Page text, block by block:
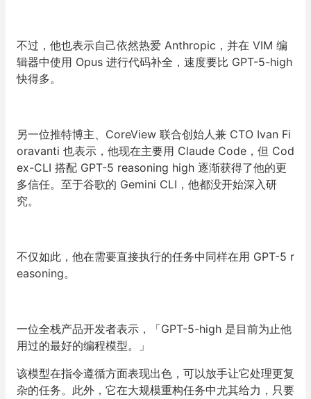
不过，他也表示自己依然热爱 Anthropic，并在 VIM 编
辑器中使用 Opus 进行代码补全，速度要比 GPT-5-high
快得多。
另一位推特博主、CoreView 联合创始人兼 CTO Ivan Fi
oravanti 也表示，他现在主要用 Claude Code，但 Cod
ex-CLI 搭配 GPT-5 reasoning high 逐渐获得了他的更
多信任。至于谷歌的 Gemini CLI，他都没开始深入研
究。
不仅如此，他在需要直接执行的任务中同样在用 GPT-5 r
easoning。
一位全栈产品开发者表示，「GPT-5-high 是目前为止他
用过的最好的编程模型。」
该模型在指令遵循方面表现出色，可以放手让它处理更复
杂的任务。此外，它在大规模重构任务中尤其给力，只要